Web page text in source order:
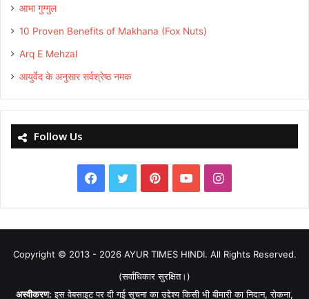
आभा गुग्गुल
10 Proven Benefits of Makhana (Fox Nuts)
Arq E Mehzal
आयुर्वेद के अनुसार सर्वश्रेष्ठ नमक
Follow Us
Facebook
TwitterPinterestYouTubeInstagram
Copyright © 2013 - 2026 AYUR TIMES HINDI. All Rights Reserved.
(सर्वाधिकार सुरक्षित।)
अस्वीकरण: इस वेबसाइट पर दी गई सूचना का उद्देश्य किसी भी बीमारी का निदान, रोकना,